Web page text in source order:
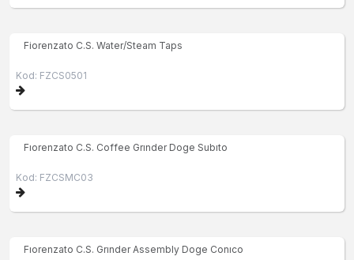
Fiorenzato C.S. Water/Steam Taps
Kod: FZCS0501
Fıorenzato C.S. Coffee Grınder Doge Subıto
Kod: FZCSMC03
Fıorenzato C.S. Grınder Assembly Doge Conıco